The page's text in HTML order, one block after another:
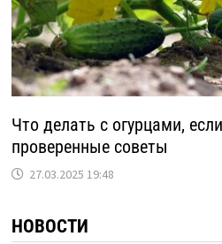
Что делать с огурцами,
проверенные советы
27.03.2025 19:48
НОВОСТИ